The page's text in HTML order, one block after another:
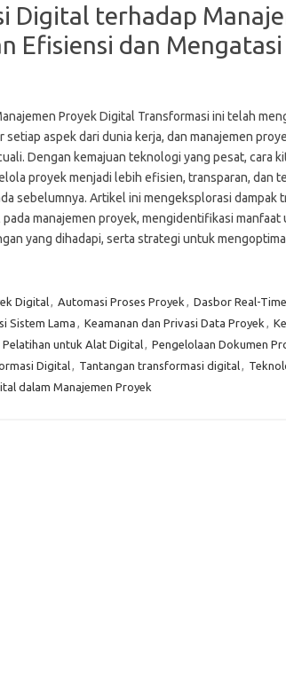
Digital terhadap
Efisiensi dan Mengatasi
Proyek Digital Transformasi ini telah
setiap aspek dari dunia kerja, dan manajemen
Dengan kemajuan teknologi yang pesat, cara
proyek menjadi lebih efisien, transparan, dan
sebelumnya. Artikel ini mengeksplorasi dampak
manajemen proyek, mengidentifikasi manfaat
yang dihadapi, serta strategi untuk
Digital, Automasi Proses Proyek , Dasbor Real-
Sistem Lama , Keamanan dan Privasi Data Proyek ,
Pelatihan untuk Alat Digital, Pengelolaan Dokumen
Digital, Tantangan transformasi digital,
dalam Manajemen Proyek